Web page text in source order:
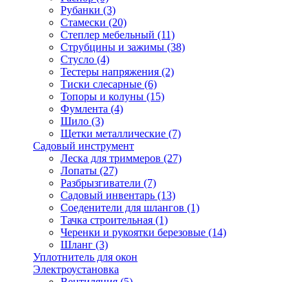
Рубанки (3)
Стамески (20)
Степлер мебельный (11)
Струбцины и зажимы (38)
Стусло (4)
Тестеры напряжения (2)
Тиски слесарные (6)
Топоры и колуны (15)
Фумлента (4)
Шило (3)
Щетки металлические (7)
Садовый инструмент
Леска для триммеров (27)
Лопаты (27)
Разбрызгиватели (7)
Садовый инвентарь (13)
Соеденители для шлангов (1)
Тачка строительная (1)
Черенки и рукоятки березовые (14)
Шланг (3)
Уплотнитель для окон
Электроустановка